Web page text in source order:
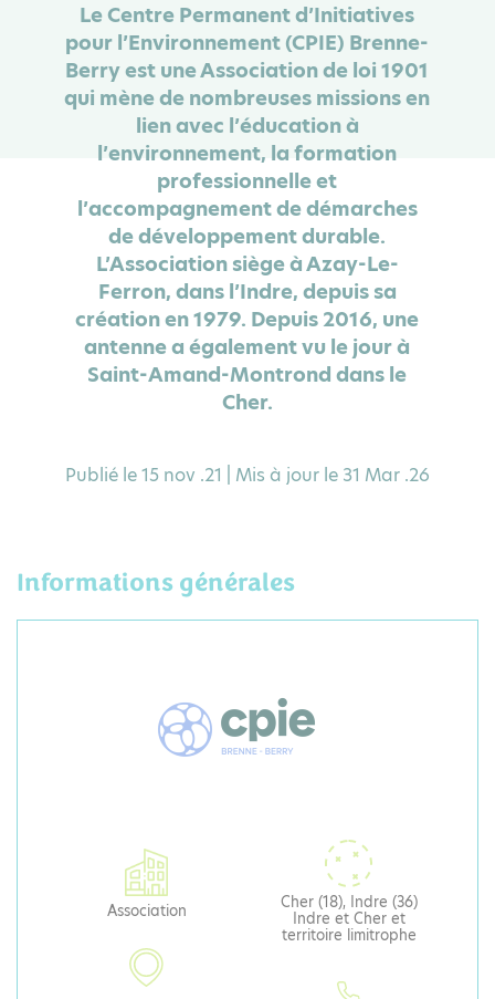
Le Centre Permanent d’Initiatives
pour l’Environnement (CPIE) Brenne-
Berry est une Association de loi 1901
qui mène de nombreuses missions en
lien avec l’éducation à
l’environnement, la formation
professionnelle et
l’accompagnement de démarches
de développement durable.
L’Association siège à Azay-Le-
Ferron, dans l’Indre, depuis sa
création en 1979. Depuis 2016, une
antenne a également vu le jour à
Saint-Amand-Montrond dans le
Cher.
Publié le 15 nov .21 | Mis à jour le 31 Mar .26
Informations générales
Association
Cher (18), Indre (36)
Indre et Cher et
territoire limitrophe